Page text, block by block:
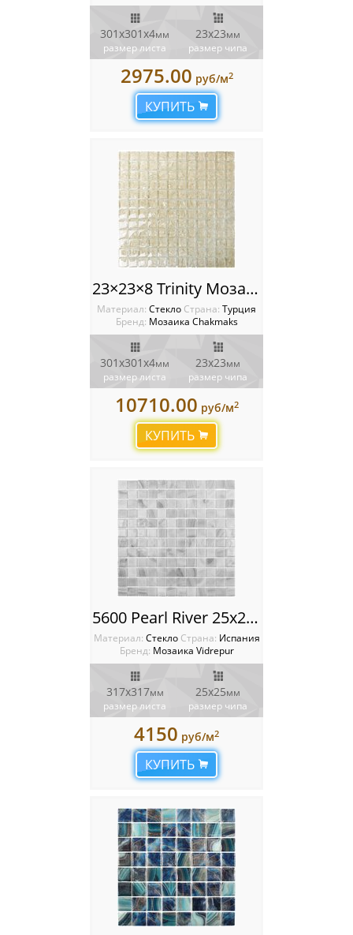
301х301х4мм
размер листа
23х23мм
размер чипа
2975.00 руб/м2
КУПИТЬ
23×23×8 Trinity Мозаика Chakmaks
Материал: Стекло Cтрана: Турция
Бренд: Мозаика Chakmaks
301х301х4мм
размер листа
23х23мм
размер чипа
10710.00 руб/м2
КУПИТЬ
5600 Pearl River 25x25 Мозаика Vidrepur Nature
Материал: Стекло Cтрана: Испания
Бренд: Мозаика Vidrepur
317х317мм
размер листа
25x25мм
размер чипа
4150 руб/м2
КУПИТЬ